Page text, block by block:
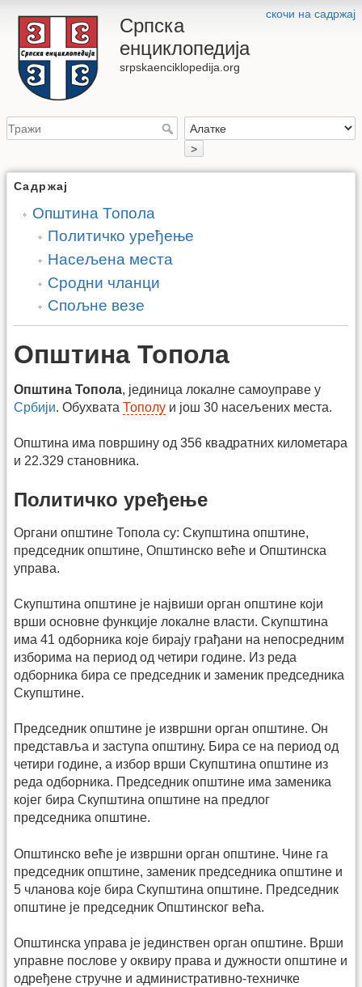
скочи на садржај
Српска
енциклопедија
srpskaenciklopedija.org
>
Садржај
Општина Топола
Политичко уређење
Насељена места
Сродни чланци
Спољне везе
Општина Топола
Општина Топола, јединица локалне самоуправе у
Србији. Обухвата Тополу и још 30 насељених места.
Општина има површину од 356 квадратних километара
и 22.329 становника.
Политичко уређење
Органи општине Топола су: Скупштина општине,
председник општине, Општинско веће и Општинска
управа.
Скупштина општине је највиши орган општине који
врши основне функције локалне власти. Скупштина
има 41 одборника које бирају грађани на непосредним
изборима на период од четири године. Из реда
одборника бира се председник и заменик председника
Скупштине.
Председник општине је извршни орган општине. Он
представља и заступа општину. Бира се на период од
четири године, а избор врши Скупштина општине из
реда одборника. Председник општине има заменика
којег бира Скупштина општине на предлог
председника општине.
Општинско веће је извршни орган општине. Чине га
председник општине, заменик председника општине и
5 чланова које бира Скупштина општине. Председник
општине је председник Општинског већа.
Општинска управа је јединствен орган општине. Врши
управне послове у оквиру права и дужности општине и
одређене стручне и административно-техничке